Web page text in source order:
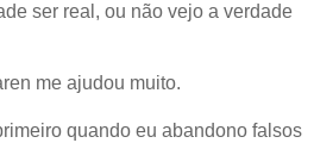
ser real, ou não vejo a verdade
me ajudou muito.
quando eu abandono falsos